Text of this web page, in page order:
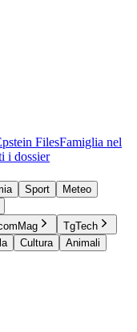
FilesFamiglia nel
i dossier
Sport
Meteo
TgTech
Cultura
Animali